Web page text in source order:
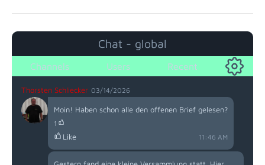
Chat - global
Channels Users Recent
Thorsten Schliecker 03/14/2026
Moin! Haben schon alle den offenen Brief gelesen?
1
Like 11:46 AM